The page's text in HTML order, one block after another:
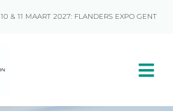
10 & 11 MAART 2027: FLANDERS EXPO GENT